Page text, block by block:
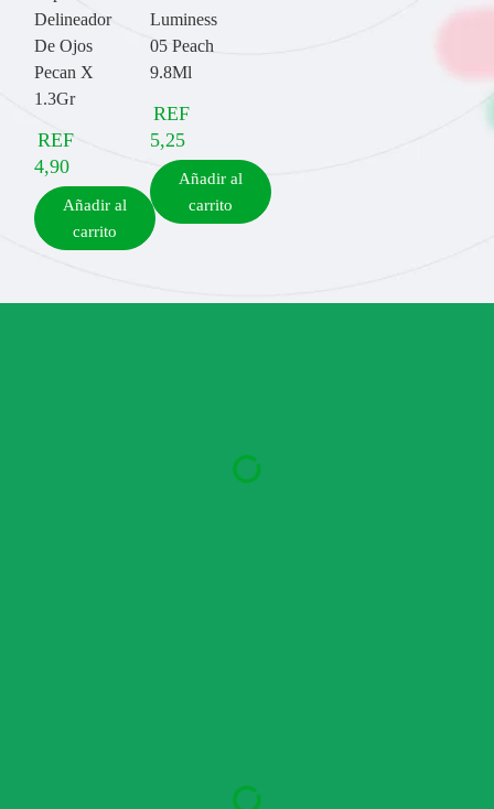
Delineador
De Ojos
Pecan X
1.3Gr
REF
4,90
Añadir al
carrito
Luminess
05 Peach
9.8Ml
REF
5,25
Añadir al
carrito